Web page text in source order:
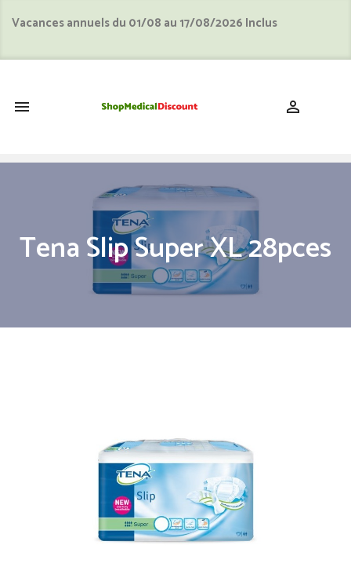
Vacances annuels du 01/08 au 17/08/2026 Inclus
 
Tena Slip Super XL 28pces